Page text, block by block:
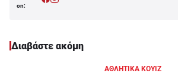
που διαρκεί μέχρι σήμερα. Ταξίδι μαγευτικό, σε
παιδί, άραγε, δεν είχε μαζί του και μια μπάλα,
πορτοκαλί; Πάμε για τα επόμενα... 30, λοιπόν!
on:
Διαβάστε ακόμη
ΑΘΛΗΤΙΚΑ ΚΟΥΊΖ